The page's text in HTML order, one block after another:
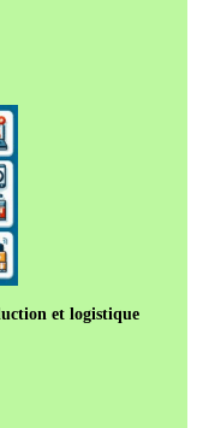
et logistique